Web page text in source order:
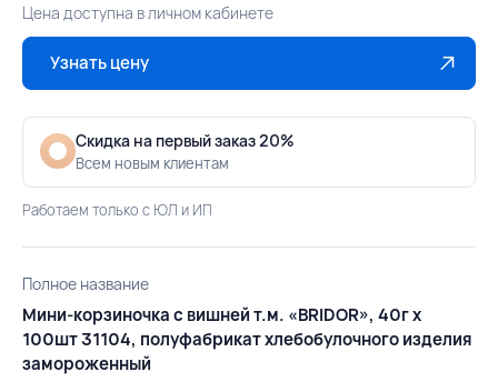
Цена доступна в личном кабинете
Узнать цену
Скидка на первый заказ 20%
Всем новым клиентам
Работаем только с ЮЛ и ИП
Полное название
Мини-корзиночка с вишней т.м. «BRIDOR», 40г х
100шт 31104, полуфабрикат хлебобулочного изделия
замороженный